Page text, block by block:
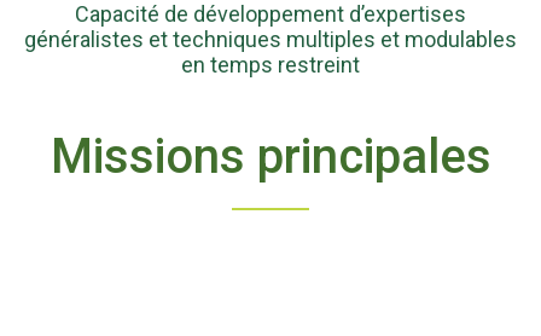
Capacité de développement d’expertises
généralistes et techniques multiples et modulables
en temps restreint
Missions principales